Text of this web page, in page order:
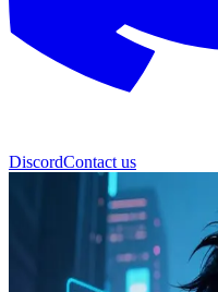
DiscordContact us